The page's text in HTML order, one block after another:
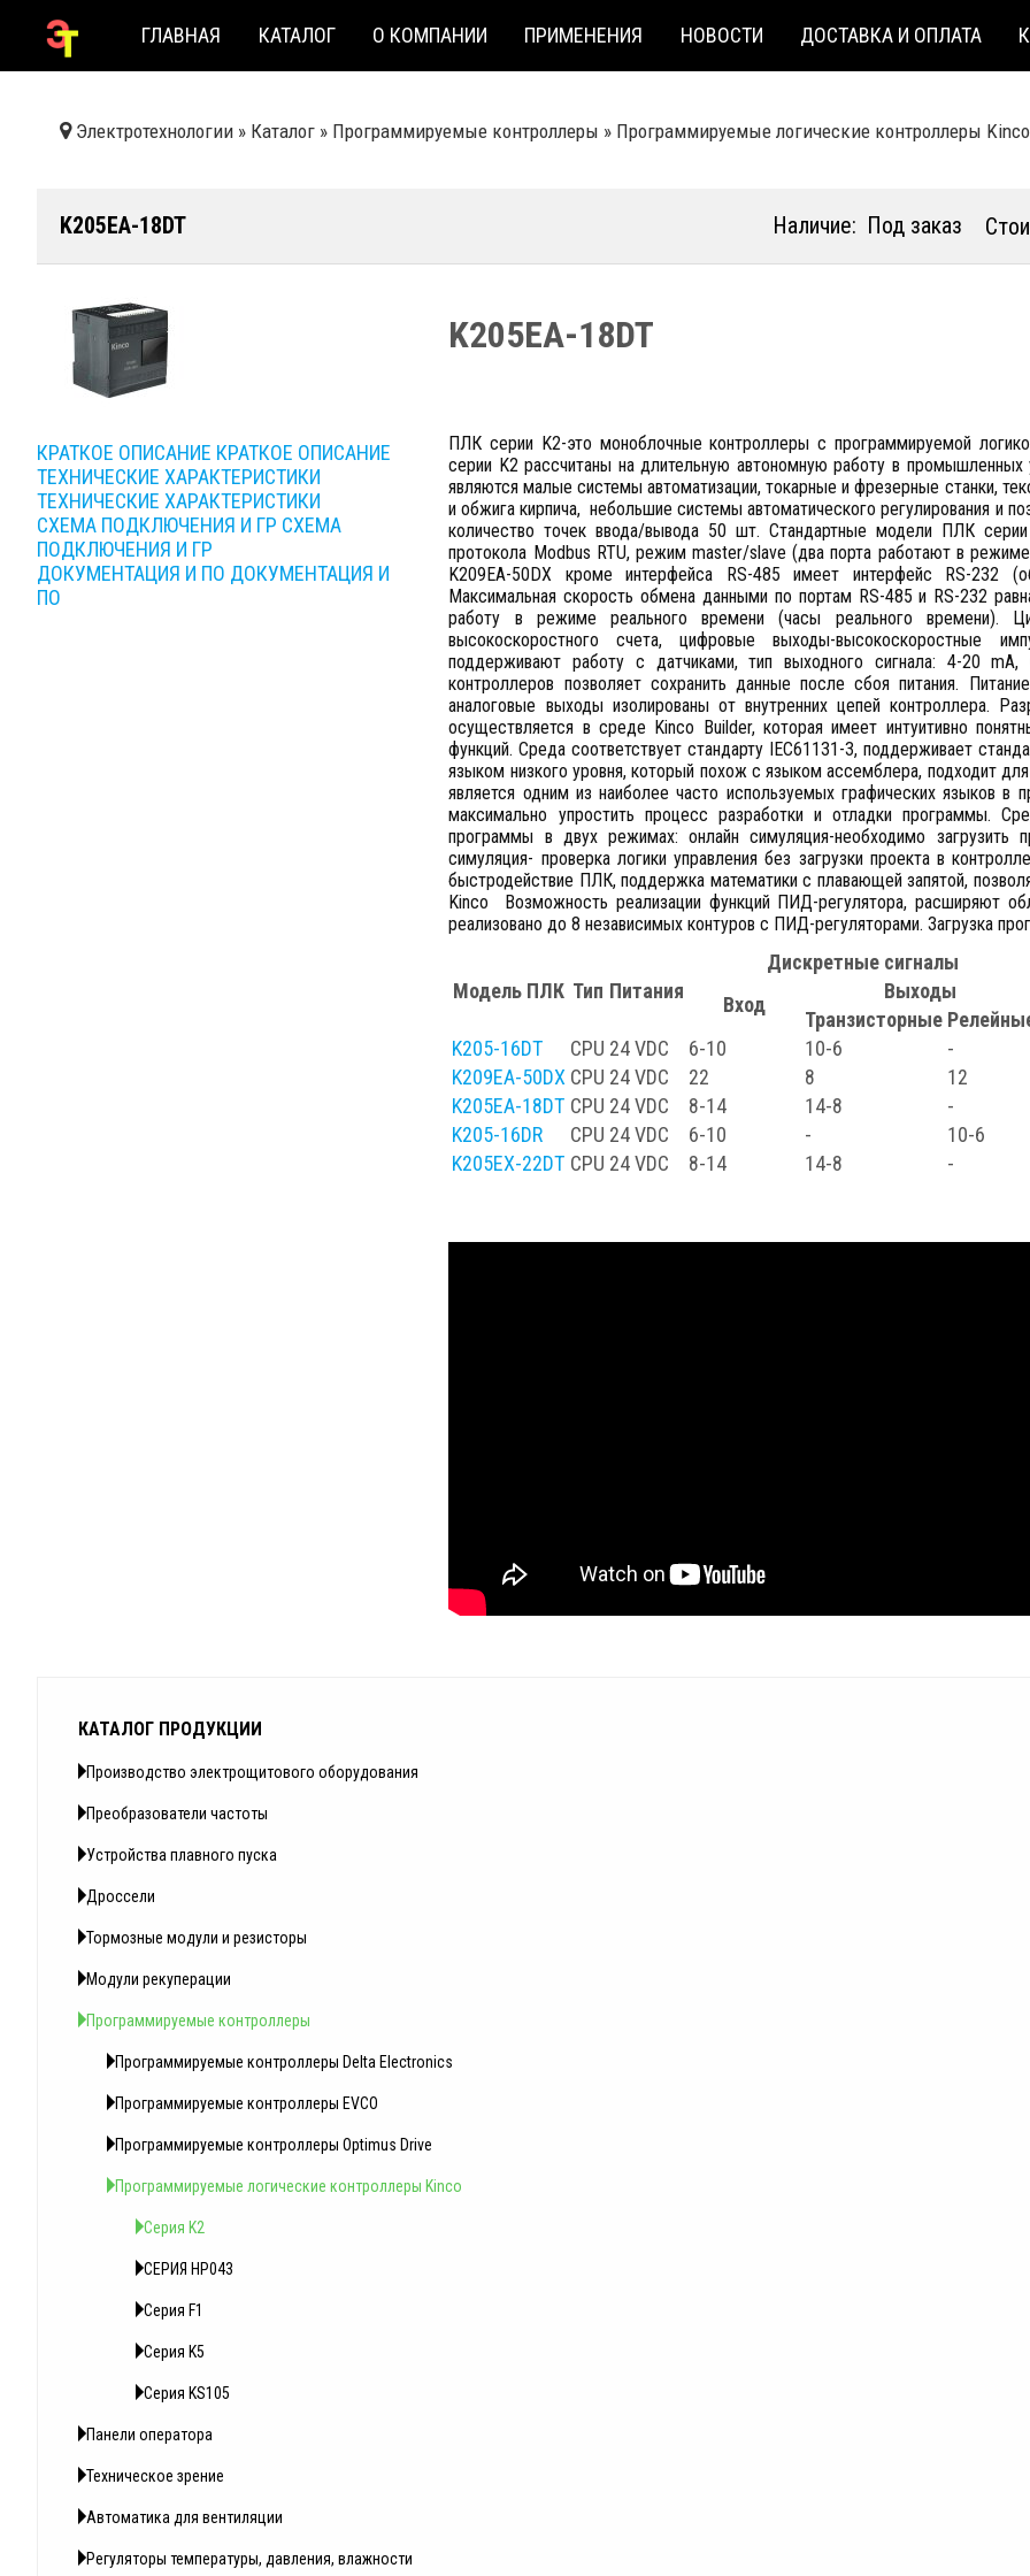
ГЛАВНАЯ КАТАЛОГ О КОМПАНИИ ПРИМЕНЕНИЯ НОВОСТИ ДОСТАВКА И ОПЛАТА
Электротехнологии » Каталог » Программируемые контроллеры » Программируемые логические контроллеры Kinсo
K205EA-18DT Наличие: Под заказ
КРАТКОЕ ОПИСАНИЕ КРАТКОЕ ОПИСАНИЕ
ТЕХНИЧЕСКИЕ ХАРАКТЕРИСТИКИ
ТЕХНИЧЕСКИЕ ХАРАКТЕРИСТИКИ
СХЕМА ПОДКЛЮЧЕНИЯ И ГР СХЕМА
ПОДКЛЮЧЕНИЯ И ГР
ДОКУМЕНТАЦИЯ И ПО ДОКУМЕНТАЦИЯ И
ПО
K205EA-18DT
ПЛК серии K2-это моноблочные контроллеры с программируемой
серии K2 рассчитаны на длительную автономную работу в
являются малые системы автоматизации, токарные и фрезерные станки,
и обжига кирпича, небольшие системы автоматического регулирования и
количество точек ввода/вывода 50 шт. Стандартные модели ПЛК
протокола Modbus RTU, режим master/slave (два порта работают в
K209EA-50DX кроме интерфейса RS-485 имеет интерфейс RS-232
Максимальная скорость обмена данными по портам RS-485 и RS-232
работу в режиме реального времени (часы реального времени).
высокоскоростного счета, цифровые выходы-высокоскоростные
поддерживают работу с датчиками, тип выходного сигнала: 4-20
контроллеров позволяет сохранить данные после сбоя питания.
аналоговые выходы изолированы от внутренних цепей контроллера.
осуществляется в среде Kinco Builder, которая имеет интуитивно
функций. Среда соответствует стандарту IEC61131-3, поддерживает
языком низкого уровня, который похож с языком ассемблера, подходит
является одним из наиболее часто используемых графических языков в
максимально упростить процесс разработки и отладки программы.
программы в двух режимах: онлайн симуляция-необходимо загрузить
симуляция- проверка логики управления без загрузки проекта в
быстродействие ПЛК, поддержка математики с плавающей запятой,
Kinco Возможность реализации функций ПИД-регулятора, расширяют
реализовано до 8 независимых контуров с ПИД-регуляторами. Загрузка
Модель ПЛК Тип Питания
Дискретные сигналы
Вход
Выходы
Транзисторные
K205-16DT
CPU 24 VDC 6-10 10-6 -
K209EA-50DX CPU 24 VDC 22 8 12
K205EA-18DT CPU 24 VDC 8-14 14-8 -
K205-16DR
CPU 24 VDC 6-10 - 10-6
K205EX-22DT CPU 24 VDC 8-14 14-8 -
КАТАЛОГ ПРОДУКЦИИ
Производство электрощитового оборудования
Преобразователи частоты
Устройства плавного пуска
Дроссели
Тормозные модули и резисторы
Модули рекуперации
Программируемые контроллеры
Программируемые контроллеры Delta Electronics
Программируемые контроллеры EVCO
Программируемые контроллеры Optimus Drive
Программируемые логические контроллеры Kinсo
Серия K2
СЕРИЯ HP043
Серия F1
Серия K5
Серия KS105
Панели оператора
Техническое зрение
Автоматика для вентиляции
Регуляторы температуры, давления, влажности